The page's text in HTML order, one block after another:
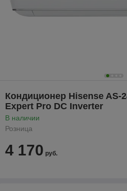
Кондиционер Hisense AS-
Expert Pro DC Inverter
В наличии
Розница
4 170 руб.